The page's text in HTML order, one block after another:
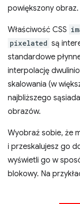
powiększony obraz.
Właściwość CSS
pixelated są
standardowe
interpolację
skalowania (w
najbliższego
obrazów.
Wyobraź sobie, że
i przeskalujesz go
wyświetli go w
blokowy. Na